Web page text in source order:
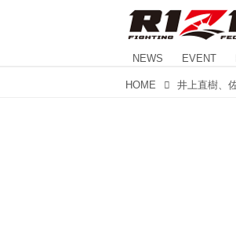
NEWS EVENT
HOME